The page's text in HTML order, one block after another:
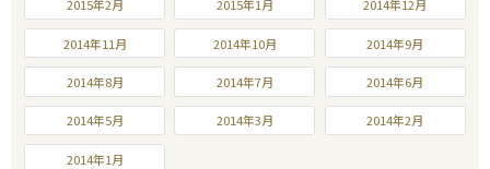
2015年2月 2015年1月 2014年12月
2014年11月 2014年10月 2014年9月
2014年8月 2014年7月 2014年6月
2014年5月 2014年3月 2014年2月
2014年1月